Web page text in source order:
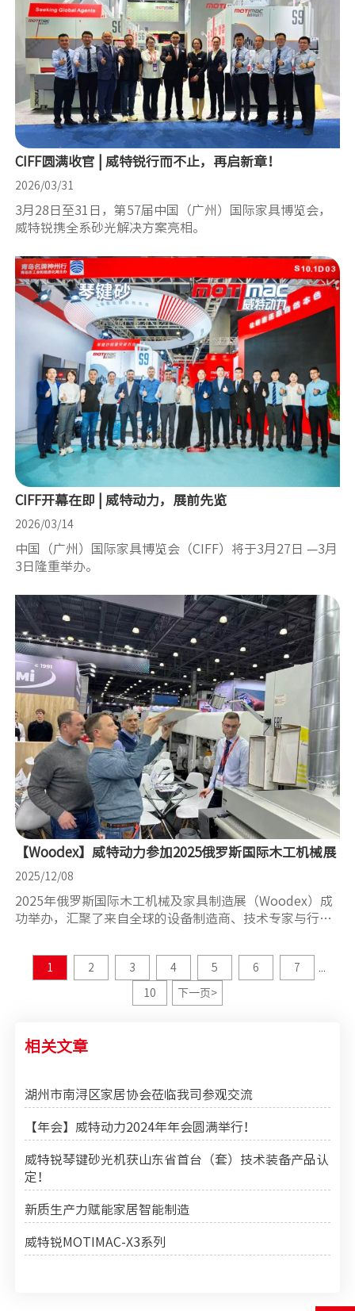
CIFF圆满收官 | 威特锐行而不止，再启新章！
2026/03/31
3月28日至31日，第57届中国（广州）国际家具博览会，
威特锐携全系砂光解决方案亮相。
CIFF开幕在即 | 威特动力，展前先览
2026/03/14
中国（广州）国际家具博览会（CIFF）将于3月27日 —3月
3日隆重举办。
【Woodex】威特动力参加2025俄罗斯国际木工机械展
2025/12/08
2025年俄罗斯国际木工机械及家具制造展（Woodex）成
功举办，汇聚了来自全球的设备制造商、技术专家与行业
1 2 3 4 5 6 7
10 下一页 >
相关文章
湖州市南浔区家居协会莅临我司参观交流
【年会】威特动力2024年年会圆满举行！
威特锐琴键砂光机获山东省首台（套）技术装备产品认
定！
新质生产力赋能家居智能制造
威特锐MOTIMAC-X3系列